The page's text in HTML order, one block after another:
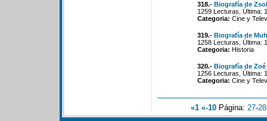
318.- Biografía de
1259 Lecturas, Última:
Categoria: Cine y
319.- Biografía de
1258 Lecturas, Última:
Categoria: Historia
320.- Biografía de Zoé
1256 Lecturas, Última:
Categoria: Cine y
«1 «-10 Página: 27-28